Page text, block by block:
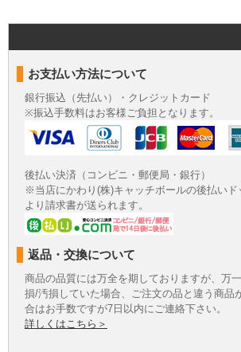
お支払い方法について
銀行振込（先払い）・クレジットカード
※振込手数料はお客様ご負担となります。
後払い決済（コンビニ・郵便局・銀行）
※当店にかわり(株)キャッチボールの後払いド
より請求書が送られます。
返品・交換について
商品の品質には万全を期しておりますが、万
損/汚損していた場合、ご注文の品と違う商品
合はお手数ですが7日以内にご連絡下さい。
詳しくはこちら＞